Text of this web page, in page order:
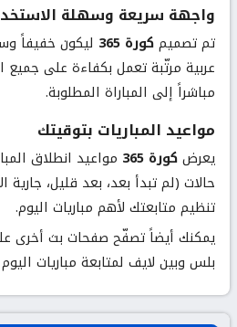
واجهة سريعة وسهلة
تم تصميمكورة 365
ليكون خفيفاً
عربية مرتّبة تعمل بكفاءة على جميع
مباشراً إلى المباراة المطلوبة.
مواعيد المباريات بتوقيتك
يعرضكورة 365
مواعيد انطلاق
حالات (لم تبدأ بعد، بعد قليل،
تنظيم متابعتك لأهم مباريات اليوم.
يمكنك أيضاً تصفّح صفحات بث أخرى
بلس وبين لايف لمتابعة مباريات